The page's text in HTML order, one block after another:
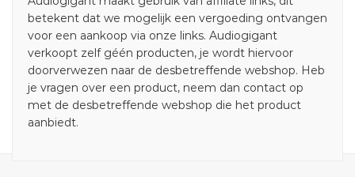
betekent dat we mogelijk een vergoeding ontvangen
voor een aankoop via onze links. Audiogigant
verkoopt zelf géén producten, je wordt hiervoor
doorverwezen naar de desbetreffende webshop. Heb
je vragen over een product, neem dan contact op
met de desbetreffende webshop die het product
aanbiedt.